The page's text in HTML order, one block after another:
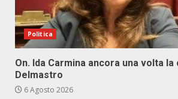
Politica
On. Ida Carmina ancora una volta
Delmastro
6 Agosto 2026